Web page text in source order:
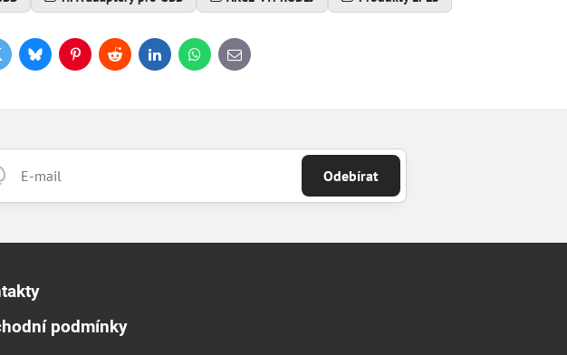
BlueskyPinterestRedditLinkedInWhatsApp
E-
mail
Odebírat
podmínky